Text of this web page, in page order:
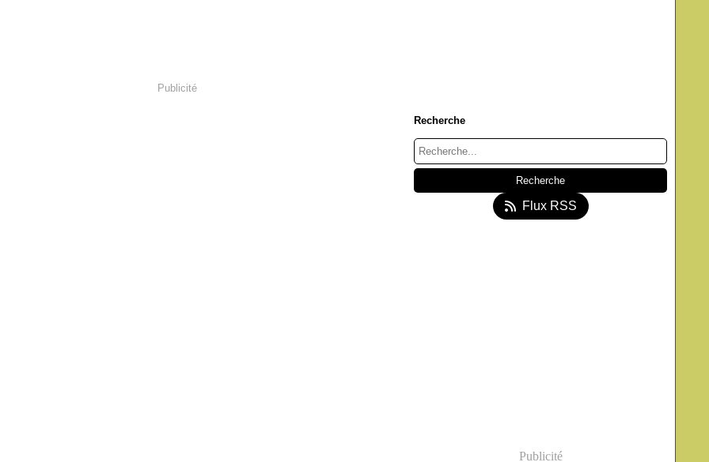
Publicité
Recherche
Flux RSS
Publicité